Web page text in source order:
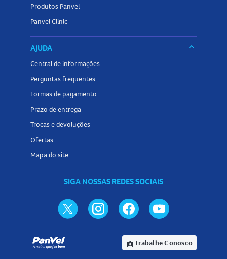
Produtos Panvel
Panvel Clinic
AJUDA keyboard_arrow_down
Central de informações
Perguntas frequentes
Formas de pagamento
Prazo de entrega
Trocas e devoluções
Ofertas
Mapa do site
SIGA NOSSAS REDES SOCIAIS
assignment_indTrabalhe Conosco